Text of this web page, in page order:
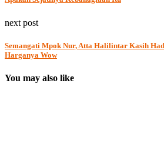
next post
Semangati Mpok Nur, Atta Halilintar Kasih
Harganya Wow
You may also like